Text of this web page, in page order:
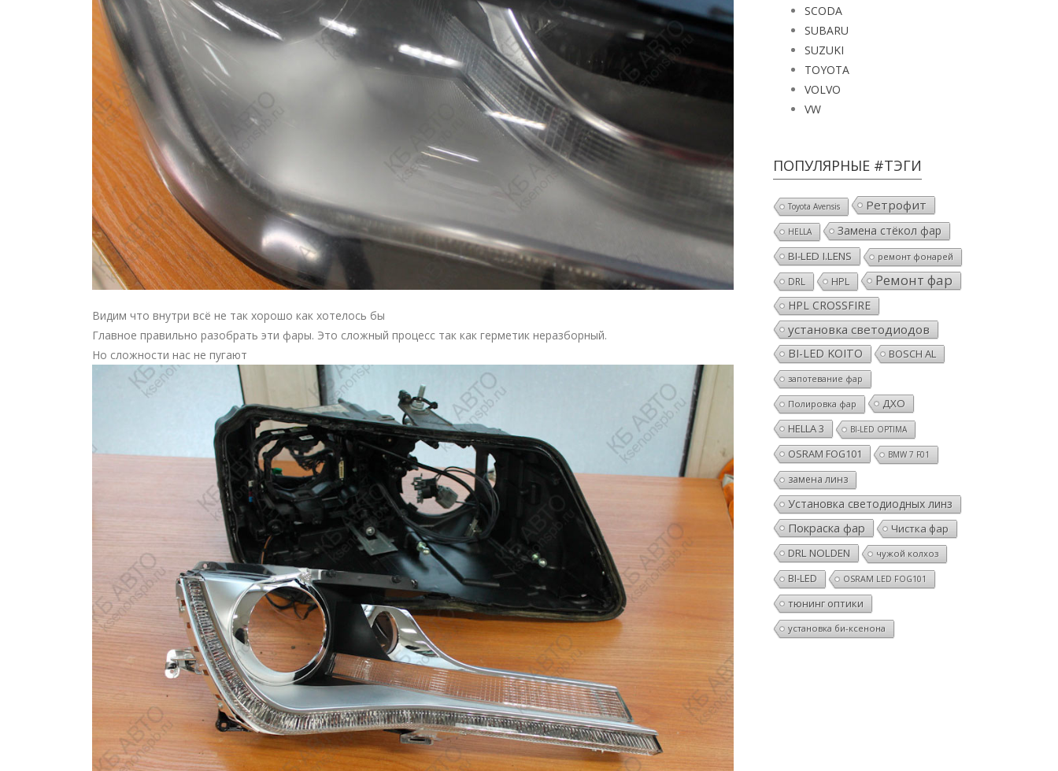
Видим что внутри всё не так хорошо как хотелось бы
Главное правильно разобрать эти фары. Это сложный процесс так как герметик неразборный.
Но сложности нас не пугают
SCODA
SUBARU
SUZUKI
TOYOTA
VOLVO
VW
ПОПУЛЯРНЫЕ #ТЭГИ
Toyota Avensis Ретрофит
HELLA Замена стёкол фар
BI-LED I.LENS ремонт фонарей
DRL HPL Ремонт фар
HPL CROSSFIRE
установка светодиодов
BI-LED KOITO BOSCH AL
запотевание фар
Полировка фар
ДХО
HELLA 3
BI-LED OPTIMA
OSRAM FOG101 BMW 7 F01
замена линз
Установка светодиодных линз
Покраска фар
Чистка фар
DRL NOLDEN
чужой колхоз
BI-LED OSRAM LED FOG101
тюнинг оптики
установка би-ксенона